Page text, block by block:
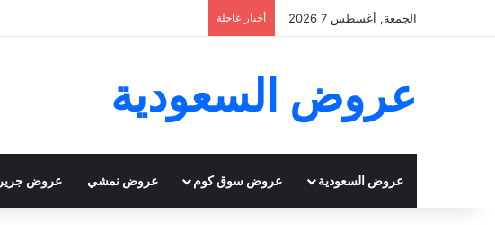
الجمعة, أغسطس 7 2026 أخبار عاجلة
عروض السعودية
عروض السعودية عروض سوق كوم عروض نمشي عروض جرير